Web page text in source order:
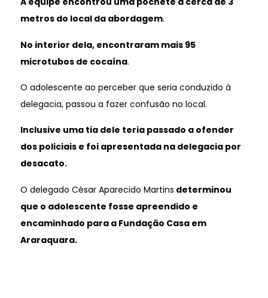
metros do local da abordagem.
No interior dela, encontraram mais 95
microtubos de cocaína.
O adolescente ao perceber que seria conduzido à
delegacia, passou a fazer confusão no local.
Inclusive uma tia dele teria passado a ofender
dos policiais e foi apresentada na delegacia por
desacato.
O delegado César Aparecido Martins determinou
que o adolescente fosse apreendido e
encaminhado para a Fundação Casa em
Araraquara.